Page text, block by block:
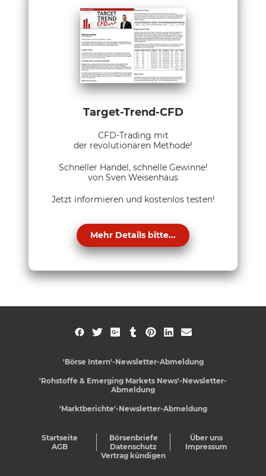
Target-Trend-CFD
CFD-Trading mit
der revolutionären Methode!
Schneller Handel, schnelle Gewinne!
von Sven Weisenhaus
Jetzt informieren und kostenlos testen!
Mehr Details bitte...
'Börse Intern'-Newsletter-Abmeldung
'Rohstoffe & Emerging Markets News'-Newsletter-
Abmeldung
'Marktberichte'-Newsletter-Abmeldung
Startseite Börsenbriefe
Über uns
AGB
Datenschutz
Impressum
Vertrag kündigen